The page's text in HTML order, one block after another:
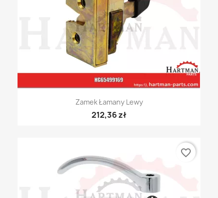
Zamek Łamany Lewy
212,36 zł
favorite_border